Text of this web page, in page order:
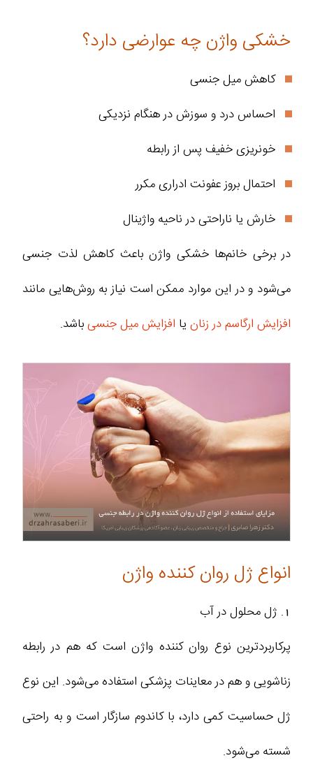
خشکی واژن چه عوارضی دارد؟
کاهش میل جنسی
احساس درد و سوزش در هنگام نزدیکی
خونریزی خفیف پس از رابطه
احتمال بروز عفونت ادراری مکرر
خارش یا ناراحتی در ناحیه واژینال
در برخی خانم‌ها خشکی واژن باعث کاهش لذت جنسی
می‌شود و در این موارد ممکن است نیاز به روش‌هایی مانند
افزایش ارگاسم در زنان یا افزایش میل جنسیباشد.
انواع ژل روان کننده واژن
1. ژل محلول در آب
پرکاربردترین نوع روان کننده واژن است که هم در رابطه
زناشویی و هم در معاینات پزشکی استفاده می‌شود. این نوع
ژل حساسیت کمی دارد، با کاندوم سازگار است و به راحتی
شسته می‌شود.